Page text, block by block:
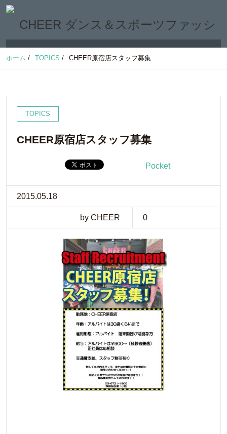
ホーム / TOPICS / CHEER原宿店スタッフ募集
TOPICS
CHEER原宿店スタッフ募集
Pocket
2015.05.18
by CHEER 0